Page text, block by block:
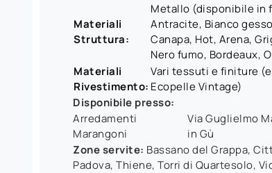
Materiali
Struttura:
Metallo (disponibile in
Antracite, Bianco
Canapa, Hot, Arena,
Nero fumo, Bordeaux,
Materiali
Rivestimento:
Vari tessuti e finiture
Ecopelle Vintage)
Disponibile presso:
Arredamenti
Marangoni
Via Guglielmo
in Gù
Zone servite: Bassano del Grappa,
Padova, Thiene, Torri di Quartesolo,